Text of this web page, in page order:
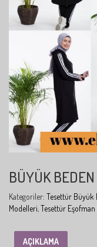
BÜYÜK
Kategoriler: Tesettür Büyük
Modelleri,Tesettür Eşofman
AÇIKLAMA